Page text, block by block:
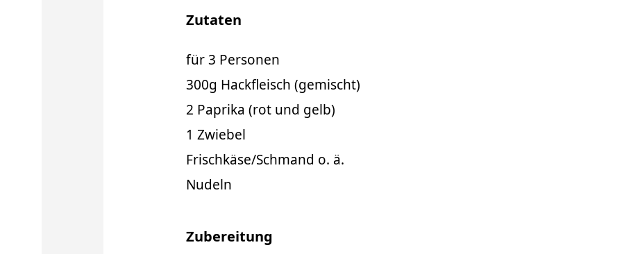
Zutaten
für 3 Personen
300g Hackfleisch (gemischt)
2 Paprika (rot und gelb)
1 Zwiebel
Frischkäse/Schmand o. ä.
Nudeln
Zubereitung